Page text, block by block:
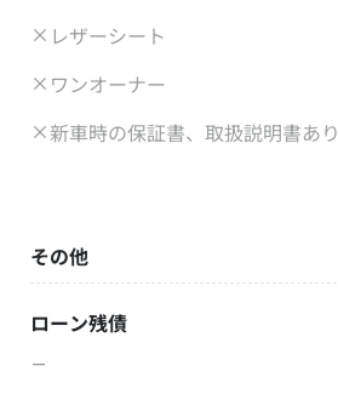
レザーシート
ワンオーナー
新車時の保証書、取扱説明書あり
その他
ローン残債
－